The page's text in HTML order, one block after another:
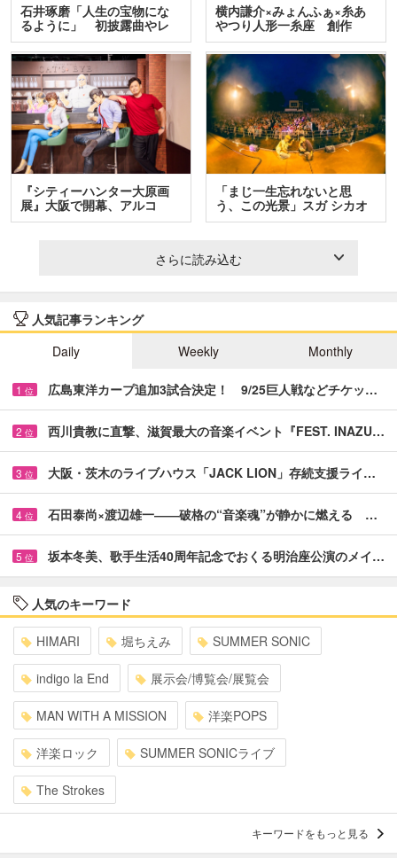
石井琢磨「人生の宝物にな
るように」 初披露曲やレ
ア…
横内謙介×みょんふぁ×糸あ
やつり人形一糸座 創作
人…
『シティーハンター大原画
展』大阪で開幕、アルコ
＆…
「まじ一生忘れないと思
う、この光景」スガ シカオ
と…
さらに読み込む
人気記事ランキング
Daily
Weekly Monthly
1 位 広島東洋カープ追加3試合決定！ 9/25巨人戦などチケッ…
2 位 西川貴教に直撃、滋賀最大の音楽イベント『FEST. INAZU…
3 位 大阪・茨木のライブハウス「JACK LION」存続支援ライ…
4 位 石田泰尚×渡辺雄一――破格の“音楽魂”が静かに燃える …
5 位 坂本冬美、歌手生活40周年記念でおくる明治座公演のメイ…
人気のキーワード
HIMARI 堀ちえみ SUMMER SONIC
indigo la End 展示会/博覧会/展覧会
MAN WITH A MISSION 洋楽POPS
洋楽ロック SUMMER SONICライブ
The Strokes
キーワードをもっと見る